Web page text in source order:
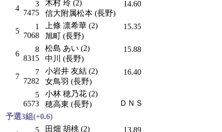
4
3
7475
木村 玲 (2)
信大附属松本 (長野)
14.60
5
1
7068
上條 凛希華 (2)
旭町 (長野)
15.35
6
8
8315
松島 あい (2)
中川 (長野)
15.88
7
7
7282
小岩井 友結 (2)
女鳥羽 (長野)
16.40
5
6573
小林 穂乃花 (2)
穂高東 (長野)
ＤＮＳ
予選3組(+0.6)
5 田畑 胡桃 (2) 13.89